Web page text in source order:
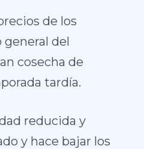
de los
del
cosecha de
tardía.
reducida y
y hace bajar los